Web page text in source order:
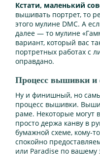
Кстати, маленький
вышивать портрет, то
этого мулине DMC. А
далее — то мулине
вариант, который вас
портретных работах с
оправдано.
Процесс вышивки и
Ну и финишный, но
процесс вышивки.
раме. Некоторые
просто держа канву в
бумажной схеме, кому-
спокойно
или Paradise по вашему